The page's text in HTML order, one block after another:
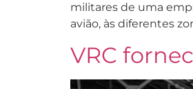
militares de uma
avião, às diferentes
VRC